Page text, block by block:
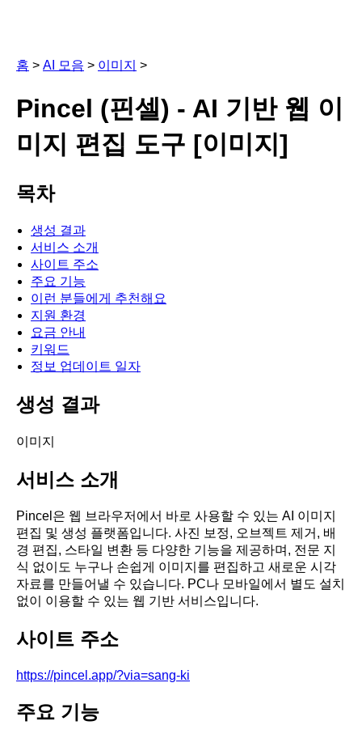
홈 > AI 모음 > 이미지 >
Pincel (핀셀) - AI 기반 웹 이
미지 편집 도구 [이미지]
목차
생성 결과
서비스 소개
사이트 주소
주요 기능
이런 분들에게 추천해요
지원 환경
요금 안내
키워드
정보 업데이트 일자
생성 결과
이미지
서비스 소개
Pincel은 웹 브라우저에서 바로 사용할 수 있는 AI 이미지
편집 및 생성 플랫폼입니다. 사진 보정, 오브젝트 제거, 배
경 편집, 스타일 변환 등 다양한 기능을 제공하며, 전문 지
식 없이도 누구나 손쉽게 이미지를 편집하고 새로운 시각
자료를 만들어낼 수 있습니다. PC나 모바일에서 별도 설치
없이 이용할 수 있는 웹 기반 서비스입니다.
사이트 주소
https://pincel.app/?via=sang-ki
주요 기능